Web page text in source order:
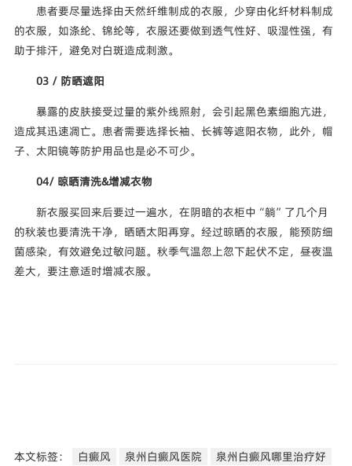
患者要尽量选择由天然纤维制成的衣服，少穿由化纤材料制成
的衣服，如涤纶、锦纶等，衣服还要做到透气性好、吸湿性强，有
助于排汗，避免对白斑造成刺激。
03 / 防晒遮阳
暴露的皮肤接受过量的紫外线照射，会引起黑色素细胞亢进，
造成其迅速凋亡。患者需要选择长袖、长裤等遮阳衣物，此外，帽
子、太阳镜等防护用品也是必不可少。
04/ 晾晒清洗&增减衣物
新衣服买回来后要过一遍水，在阴暗的衣柜中“躺”了几个月
的秋装也要清洗干净，晒晒太阳再穿。经过晾晒的衣服，能预防细
菌感染，有效避免过敏问题。秋季气温忽上忽下起伏不定，昼夜温
差大，要注意适时增减衣服。
本文标签： 白癜风 泉州白癜风医院
泉州白癜风哪里治疗好